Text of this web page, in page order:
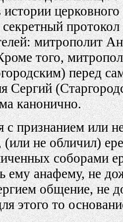
митрополит
того,
перед
Сергий
канонично.
признанием или
не обличил)
соборами
ему анафему, не
общение, не
этого то